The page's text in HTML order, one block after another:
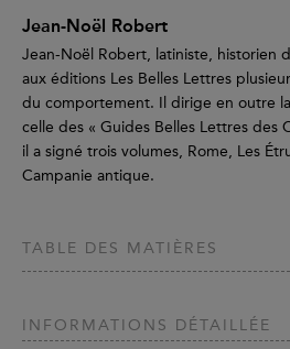
Jean-Noël Robert
Jean-Noël Robert, latiniste, historien
aux éditions Les Belles Lettres
du comportement. Il dirige en outre
celle des « Guides Belles Lettres des
il a signé trois volumes, Rome, Les
Campanie antique.
TABLE DES MATIÈRES
INFORMATIONS DÉTAILLÉE